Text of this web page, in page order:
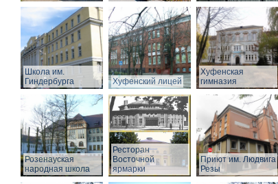
Школа им.
Гиндербурга
Хуфенский лицей
Хуфенская
гимназия
Розенауская
народная школа
Ресторан
Восточной
ярмарки
Приют им. Людвига
Резы